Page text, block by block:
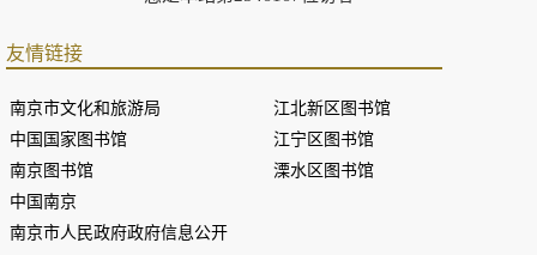
友情链接
南京市文化和旅游局
中国国家图书馆
南京图书馆
中国南京
南京市人民政府政府信息公开
江北新区图书馆
江宁区图书馆
溧水区图书馆